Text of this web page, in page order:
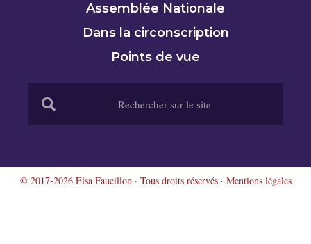
Assemblée Nationale
Dans la circonscription
Points de vue
© 2017-2026 Elsa Faucillon · Tous droits réservés · Mentions légales